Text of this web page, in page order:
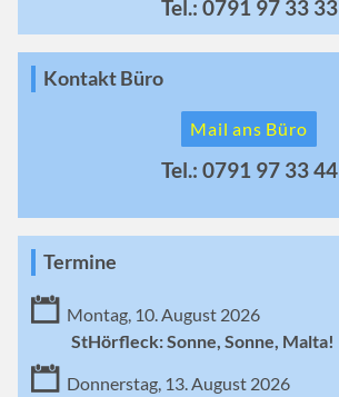
Tel.: 0791 97 33 33
Kontakt Büro
Mail ans Büro
Tel.: 0791 97 33 44
Termine
Montag, 10. August 2026
StHörfleck: Sonne, Sonne, Malta!
Donnerstag, 13. August 2026